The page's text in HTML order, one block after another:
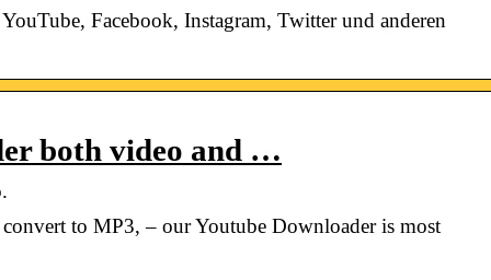
Facebook, Instagram, Twitter und anderen
both video and …
to MP3, – our Youtube Downloader is most